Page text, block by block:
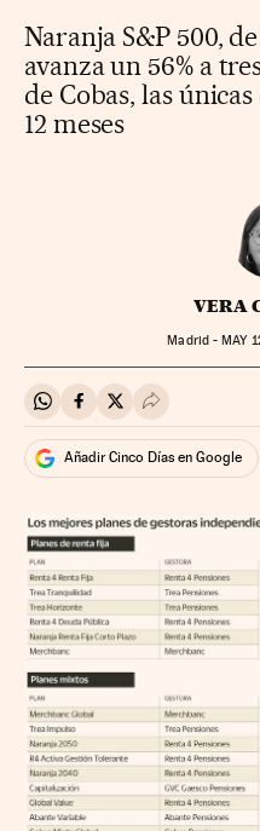
Naranja S&P 500,
avanza un 56% a
de Cobas, las
12 meses
VERA
Madrid -MAY
Compartir en Whatsapp
Compartir en
Compartir en
Desplegar
Añadir Cinco Días en Google